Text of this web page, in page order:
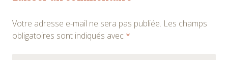
Votre adresse e-mail ne sera pas publiée. Les champs
obligatoires sont indiqués avec *